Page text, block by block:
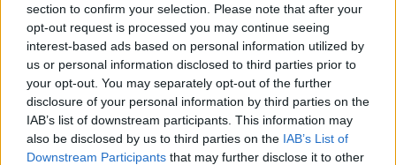
section to confirm your selection. Please note that after your
opt-out request is processed you may continue seeing
interest-based ads based on personal information utilized by
us or personal information disclosed to third parties prior to
your opt-out. You may separately opt-out of the further
disclosure of your personal information by third parties on the
IAB’s list of downstream participants. This information may
also be disclosed by us to third parties on the IAB’s List of
Downstream Participants that may further disclose it to other
Continua a leggere
NEWS